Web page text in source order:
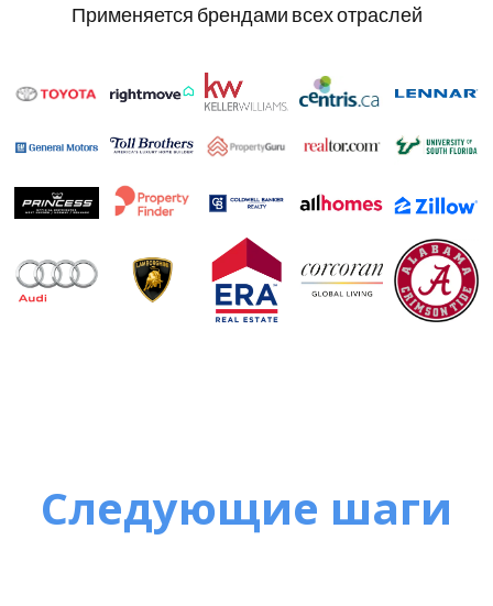
Применяется брендами всех отраслей
Следующие шаги